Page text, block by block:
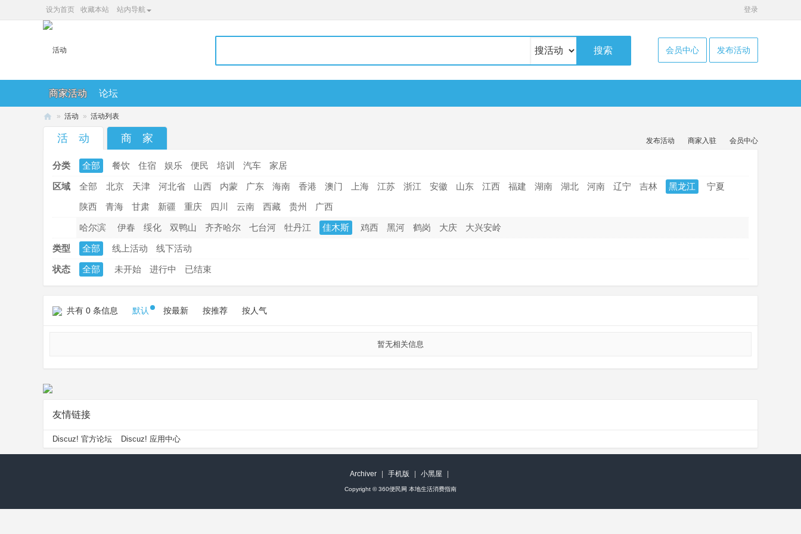
设为首页 收藏本站 站内导航 登录
搜索 会员中心 发布活动
商家活动 论坛
» 活动 » 活动列表
活 动 商 家 发布活动 商家入驻 会员中心
分类 全部 餐饮 住宿 娱乐 便民 培训 汽车 家居
区域 全部 北京 天津 河北省 山西 内蒙 广东 海南 香港 澳门 上海 江苏 浙江 安徽 山东 江西 福建 湖南 湖北 河南 辽宁 吉林 黑龙江
宁夏
陕西
青海 甘肃 新疆 重庆 四川 云南 西藏 贵州 广西
哈尔滨 伊春 绥化 双鸭山 齐齐哈尔 七台河 牡丹江 佳木斯 鸡西 黑河 鹤岗 大庆 大兴安岭
类型 全部 线上活动 线下活动
状态 全部 未开始 进行中 已结束
共有 0 条信息 默认 按最新 按推荐 按人气
暂无相关信息
友情链接
Discuz! 官方论坛 Discuz! 应用中心
Archiver 手机版 小黑屋
Copyright ©360便民网 本地生活消费指南